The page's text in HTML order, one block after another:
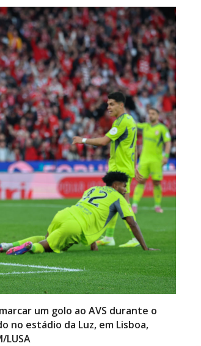
um golo ao AVS durante o
no estádio da Luz, em Lisboa,
LUSA